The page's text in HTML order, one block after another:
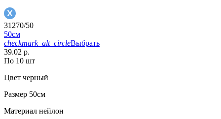
31270/50
50см
checkmark_alt_circleВыбрать
39.02 р.
По 10 шт
Цвет черный
Размер 50см
Материал нейлон